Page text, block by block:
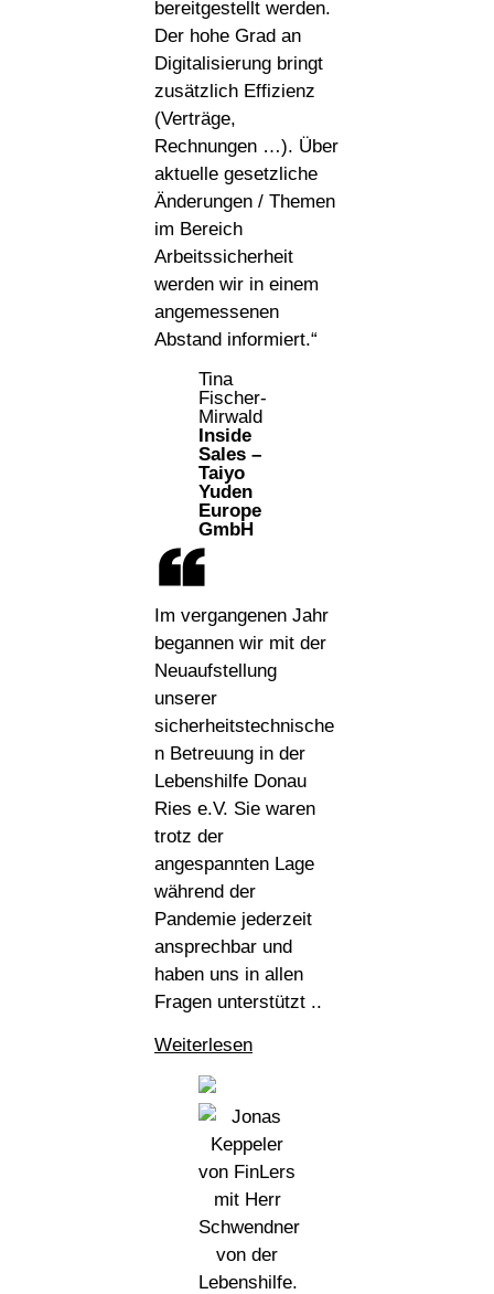
bereitgestellt werden.
Der hohe Grad an
Digitalisierung bringt
zusätzlich Effizienz
(Verträge,
Rechnungen …). Über
aktuelle gesetzliche
Änderungen / Themen
im Bereich
Arbeitssicherheit
werden wir in einem
angemessenen
Abstand informiert.“
Tina
Fischer-
Mirwald
Inside
Sales –
Taiyo
Yuden
Europe
GmbH​
Im vergangenen Jahr
begannen wir mit der
Neuaufstellung
unserer
sicherheitstechnische
n Betreuung in der
Lebenshilfe Donau
Ries e.V. Sie waren
trotz der
angespannten Lage
während der
Pandemie jederzeit
ansprechbar und
haben uns in allen
Fragen unterstützt ..
Weiterlesen